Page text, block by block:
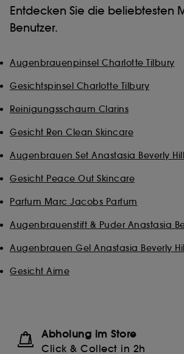
Entdecken Sie die beliebtesten
Benutzer.
Augenbrauenpinsel Charlotte Tilbury
Gesichtspinsel Charlotte Tilbury
Reinigungsschaum Clarins
Gesicht Ren Clean Skincare
Augenbrauen Set Anastasia Beverly
Gesicht Peace Out Skincare
Parfum Marc Jacobs Parfum
Augenbrauenstift & Puder Anastasia
Augenbrauen Gel Anastasia Beverly
Gesicht Aime
Abholung im Store
Click & Collect in 2h